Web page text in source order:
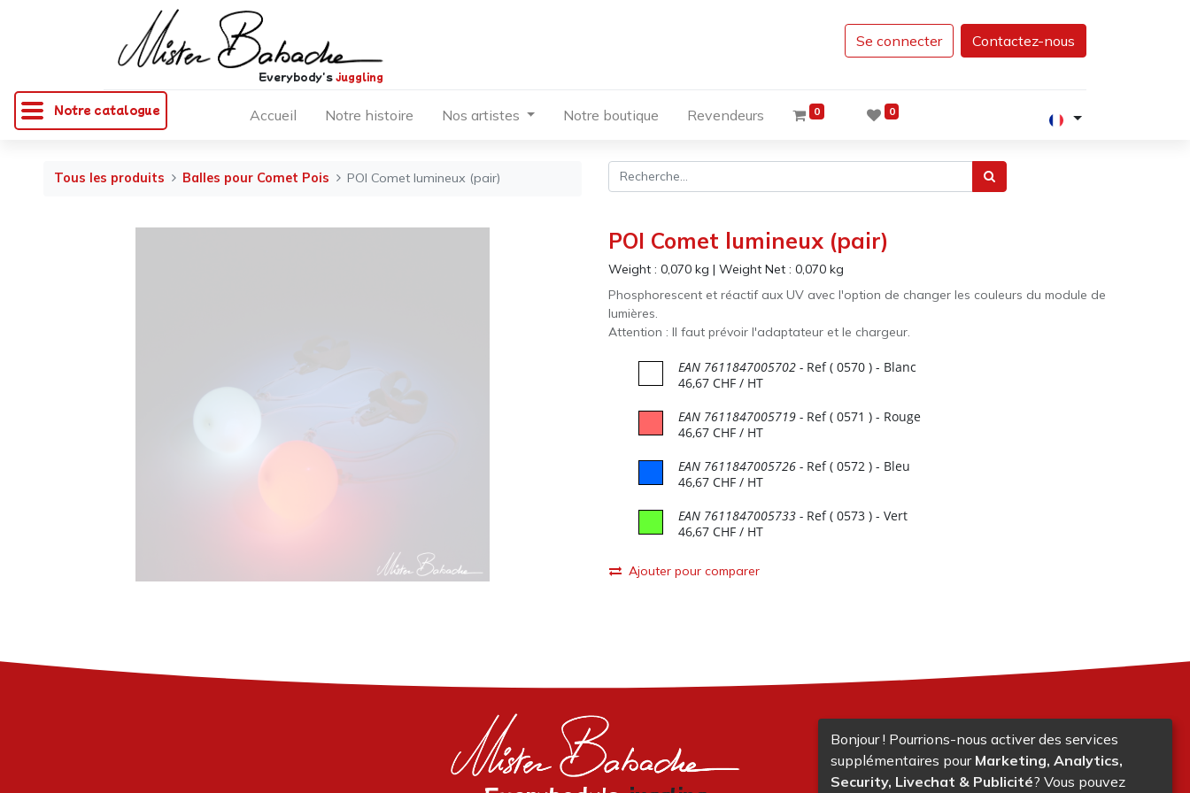
Notre catalogue
Everybody'sjuggling
Se connecter Contactez-nous
Accueil Notre histoire Nos artistes Notre boutique Revendeurs 0 0
Tous les produits Balles pour Comet Pois POI Comet lumineux (pair)
POI Comet lumineux (pair)
Weight : 0,070kg | Weight Net : 0,070kg
Phosphorescent et réactif aux UV avec l'option de changer les couleurs du module de
lumières.
Attention : Il faut prévoir l'adaptateur et le chargeur.
46,67CHF/ HT
EAN 7611847005702- Ref ( 0570) - Blanc
46,67CHF/ HT
EAN 7611847005719- Ref ( 0571 ) - Rouge
46,67CHF/ HT
EAN 7611847005726- Ref ( 0572 ) - Bleu
46,67CHF/ HT
EAN 7611847005733- Ref ( 0573) - Vert
Ajouter pour comparer
Bonjour ! Pourrions-nous activer des services
supplémentaires pour Marketing, Analytics,
Security, Livechat & Publicité? Vous pouvez